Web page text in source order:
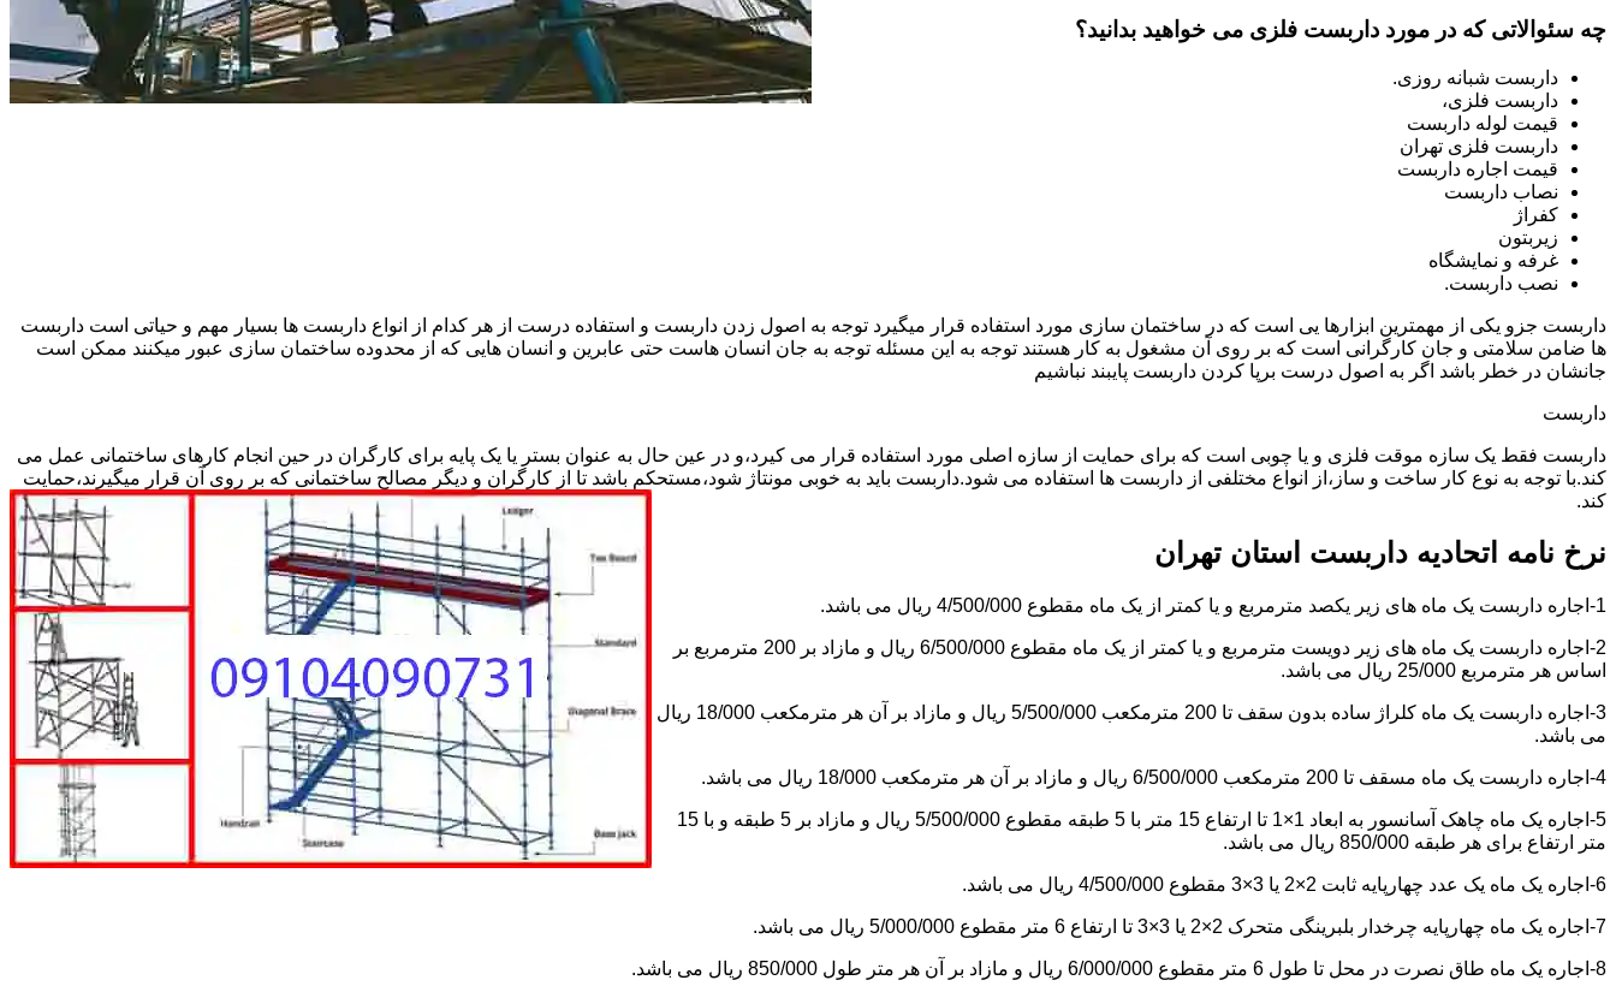
چه سئوالاتی که در مورد داربست فلزی می خواهید بدانید؟
داربست شبانه روزی.
داربست فلزی،
قیمت لوله داربست
داربست فلزی تهران
قیمت اجاره داربست
نصاب داربست
کفراژ
زیربتون
غرفه و نمایشگاه
نصب داربست.
داربست جزو یکی از مهمترین ابزارها یی است که در ساختمان سازی مورد استفاده قرار میگیرد توجه به اصول زدن داربست و استفاده درست از هر کدام از انواع داربست ها بسیار مهم و حیاتی است داربست
ها ضامن سلامتی و جان کارگرانی است که بر روی آن مشغول به کار هستند توجه به این مسئله توجه به جان انسان هاست حتی عابرین و انسان هایی که از محدوده ساختمان سازی عبور میکنند ممکن است
جانشان در خطر باشد اگر به اصول درست برپا کردن داربست پایبند نباشیم
داربست
داربست فقط یک سازه موقت فلزی و یا چوبی است که برای حمایت از سازه اصلی مورد استفاده قرار می کیرد،و در عین حال به عنوان بستر یا یک پایه برای کارگران در حین انجام کارهای ساختمانی عمل می
کند.با توجه به نوع کار ساخت و ساز،از انواع مختلفی از داربست ها استفاده می شود.داربست باید به خوبی مونتاژ شود،مستحکم باشد تا از کارگران و دیگر مصالح ساختمانی که بر روی آن قرار میگیرند،حمایت
کند.
نرخ نامه اتحادیه داربست استان تهران
1-اجاره داربست یک ماه های زیر یکصد مترمربع و یا کمتر از یک ماه مقطوع 4/500/000 ریال می باشد.
2-اجاره داربست یک ماه های زیر دویست مترمربع و یا کمتر از یک ماه مقطوع 6/500/000 ریال و مازاد بر 200 مترمربع بر
اساس هر مترمربع 25/000 ریال می باشد.
3-اجاره داربست یک ماه کلراژ ساده بدون سقف تا 200 مترمکعب 5/500/000 ریال و مازاد بر آن هر مترمکعب 18/000 ریال
می باشد.
4-اجاره داربست یک ماه مسقف تا 200 مترمکعب 6/500/000 ریال و مازاد بر آن هر مترمکعب 18/000 ریال می باشد.
5-اجاره یک ماه چاهک آسانسور به ابعاد 1×1 تا ارتفاع 15 متر با 5 طبقه مقطوع 5/500/000 ریال و مازاد بر 5 طبقه و با 15
متر ارتفاع برای هر طبقه 850/000 ریال می باشد.
6-اجاره یک ماه یک عدد چهارپایه ثابت 2×2 یا 3×3 مقطوع 4/500/000 ریال می باشد.
7-اجاره یک ماه چهارپایه چرخدار بلبرینگی متحرک 2×2 یا 3×3 تا ارتفاع 6 متر مقطوع 5/000/000 ریال می باشد.
8-اجاره یک ماه طاق نصرت در محل تا طول 6 متر مقطوع 6/000/000 ریال و مازاد بر آن هر متر طول 850/000 ریال می باشد.